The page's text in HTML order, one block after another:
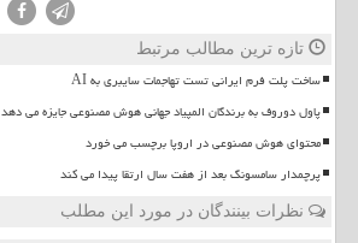
تازه ترین مطالب مرتبط
ساخت پلت فرم ایرانی تست تهاجمات سایبری به AI
پاول دوروف به برندگان المپیاد جهانی هوش مصنوعی جایزه می دهد
محتوای هوش مصنوعی در اروپا برچسب می خورد
پرچمدار سامسونگ بعد از هفت سال ارتقا پیدا می کند
نظرات بینندگان در مورد این مطلب